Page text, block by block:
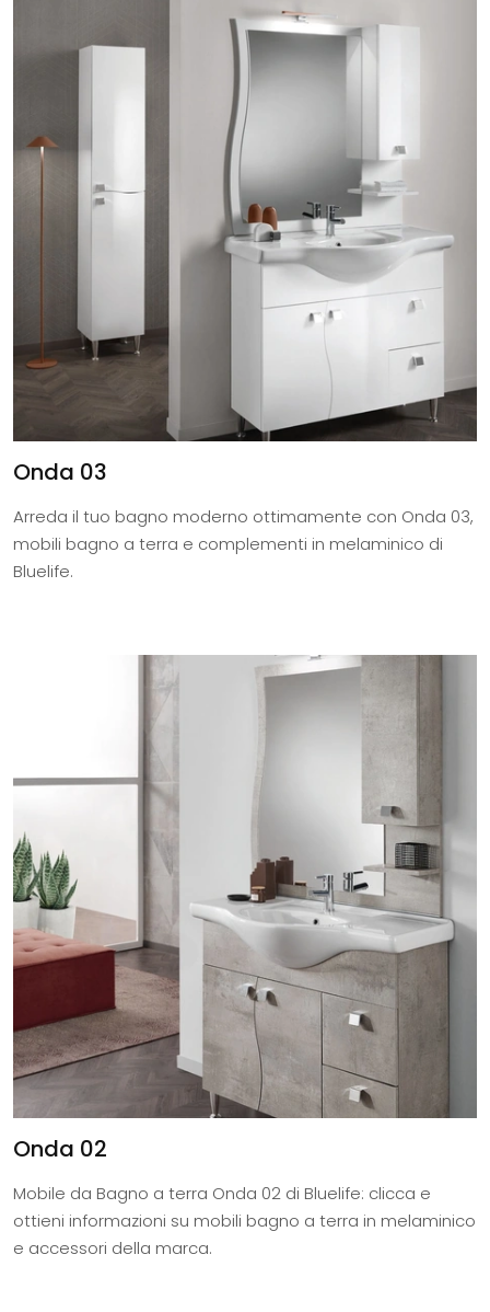
Onda 03
Arreda il tuo bagno moderno ottimamente con Onda 03,
mobili bagno a terra e complementi in melaminico di
Bluelife.
Onda 02
Mobile da Bagno a terra Onda 02 di Bluelife: clicca e
ottieni informazioni su mobili bagno a terra in melaminico
e accessori della marca.